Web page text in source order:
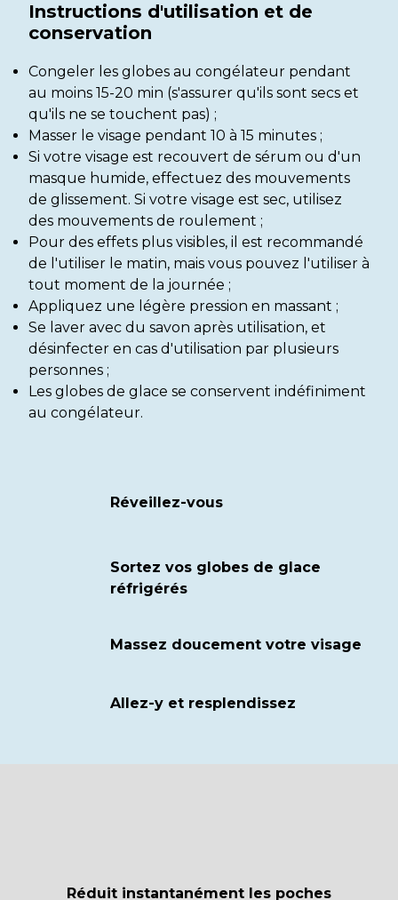
Instructions d'utilisation et de
conservation
Congeler les globes au congélateur pendant
au moins 15-20 min (s'assurer qu'ils sont secs et
qu'ils ne se touchent pas) ;
Masser le visage pendant 10 à 15 minutes ;
Si votre visage est recouvert de sérum ou d'un
masque humide, effectuez des mouvements
de glissement. Si votre visage est sec, utilisez
des mouvements de roulement ;
Pour des effets plus visibles, il est recommandé
de l'utiliser le matin, mais vous pouvez l'utiliser à
tout moment de la journée ;
Appliquez une légère pression en massant ;
Se laver avec du savon après utilisation, et
désinfecter en cas d'utilisation par plusieurs
personnes ;
Les globes de glace se conservent indéfiniment
au congélateur.
Réveillez-vous
Sortez vos globes de glace
réfrigérés
Massez doucement votre visage
Allez-y et resplendissez
Réduit instantanément les poches